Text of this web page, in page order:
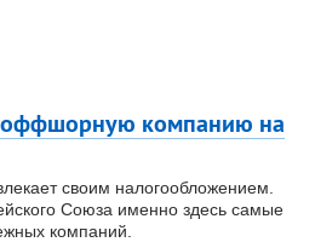
оффшорную компанию на
своим налогообложением.
Союза именно здесь самые
компаний.